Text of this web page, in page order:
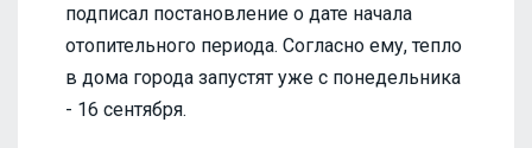
подписал постановление о дате начала
отопительного периода. Согласно ему, тепло
в дома города запустят уже с понедельника
- 16 сентября.